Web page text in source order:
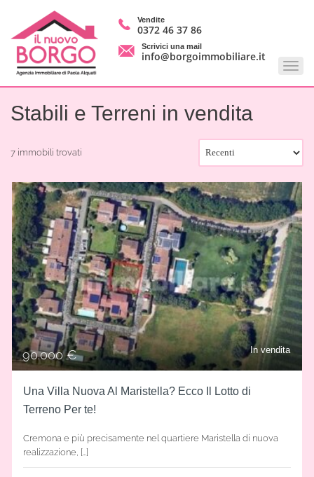
Vendite
0372 46 37 86
Scrivici una mail
info@borgoimmobiliare.it
Stabili e Terreni in vendita
7 immobili trovati
In vendita
90.000 €
Una Villa Nuova Al Maristella? Ecco Il Lotto di
Terreno Per te!
Cremona e più precisamente nel quartiere Maristella di nuova
realizzazione, […]